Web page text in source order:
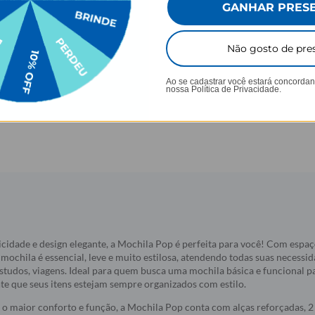
OFF
juros
★ 68129 avaliações
R$259,90
R$139,90 46% OFF
3x de R$46,63 sem juros
★★★★★
R$99,90
3x de
e design elegante, a Mochila Pop é perfeita para você! Com
é essencial, leve e muito estilosa, atendendo todas suas
viagens. Ideal para quem busca uma mochila básica e funcional
que seus itens estejam sempre organizados com estilo.
maior conforto e função, a Mochila Pop conta com alças reforçadas,
GANHAR
Não gosto de
Ao se cadastrar você estará
nossa Política de Privacidade.